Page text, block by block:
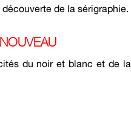
de la sérigraphie.
NOUVEAU
du noir et blanc et de la